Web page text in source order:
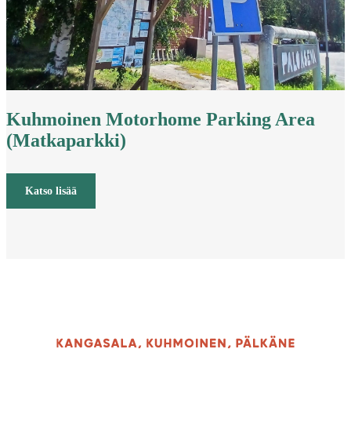
Kuhmoinen Motorhome Parking Area
(Matkaparkki)
Katso lisää